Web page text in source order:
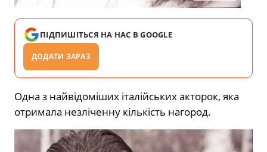
ПІДПИШІТЬСЯ НА НАС В GOOGLE
ДОДАТИ ЗАРАЗ
Одна з найвідоміших італійських акторок, яка
отримала незліченну кількість нагород.